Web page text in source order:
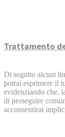
Trattamento
Di seguito alcuni
potrai esprimere il
evidenziando che,
di proseguire
acconsentirai